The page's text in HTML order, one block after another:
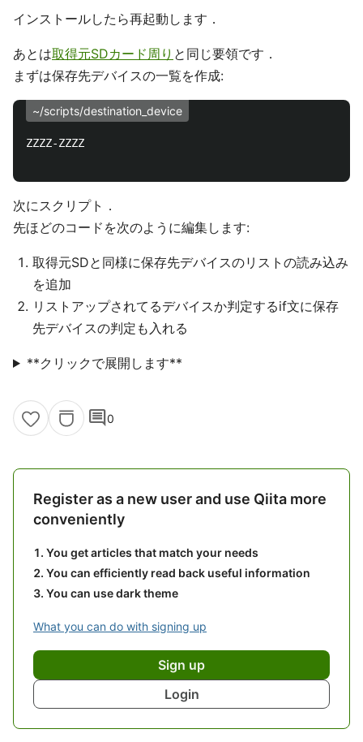
インストールしたら再起動します．
あとは取得元SDカード周り と同じ要領です．
まずは保存先デバイスの一覧を作成:
~/scripts/destination_device
ZZZZ-ZZZZ
次にスクリプト．
先ほどのコードを次のように編集します:
取得元SDと同様に保存先デバイスのリストの読み込み
を追加
リストアップされてるデバイスか判定するif文に保存
先デバイスの判定も入れる
**クリックで展開します**
comment0
Register as a new user and use Qiita more
conveniently
You get articles that match your needs
You can efficiently read back useful information
You can use dark theme
What you can do with signing up
Sign up
Login